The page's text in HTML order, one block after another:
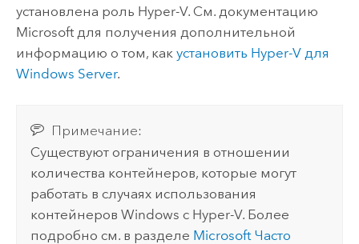
установлена роль Hyper-V. См. документацию
Microsoftдля получения дополнительной
информацию о том, как установить Hyper-V для
Windows Server.
Примечание:
Существуют ограничения в отношении
количества контейнеров, которые могут
работать в случаях использования
контейнеровWindows с Hyper-V. Более
подробно см. в разделе MicrosoftЧасто